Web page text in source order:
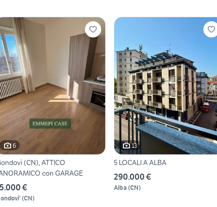
6
(CN), ATTICO
con GARAGE
€
(CN)
13
5 LOCALI A ALBA
290.000 €
Alba (CN)